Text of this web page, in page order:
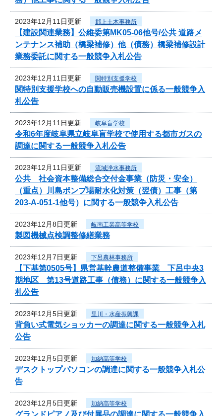
2023年12月11日更新 郡上土木事務所
【建設関連業務】公維委第MK05-06他号/公共 道路メ
ンテナンス補助（橋梁補修）他（債務）橋梁補修設計
業務委託に関する一般競争入札公告
2023年12月11日更新 関特別支援学校
関特別支援学校への自動販売機設置に係る一般競争入
札公告
2023年12月11日更新 岐阜盲学校
令和6年度岐阜県立岐阜盲学校で使用する都市ガスの
調達に関する一般競争入札公告
2023年12月11日更新 流域浄水事務所
公共 社会資本整備総合交付金事業（防災・安全）
（重点）川島ポンプ場耐水化対策（翌債）工事（第
203-A-051-1他号）に関する一般競争入札公告
2023年12月8日更新 岐南工業高等学校
製図機械点検調整修繕業務
2023年12月7日更新 下呂農林事務所
【下基第0505号】県営基幹農道整備事業 下呂中央3
期地区 第13号道路工事（債務）に関する一般競争入
札公告
2023年12月5日更新 里川・水産振興課
背負い式電気ショッカーの調達に関する一般競争入札
公告
2023年12月5日更新 加納高等学校
デスクトップパソコンの調達に関する一般競争入札公
告
2023年12月5日更新 加納高等学校
グランドピアノ及び付属品の調達に関する一般競争入